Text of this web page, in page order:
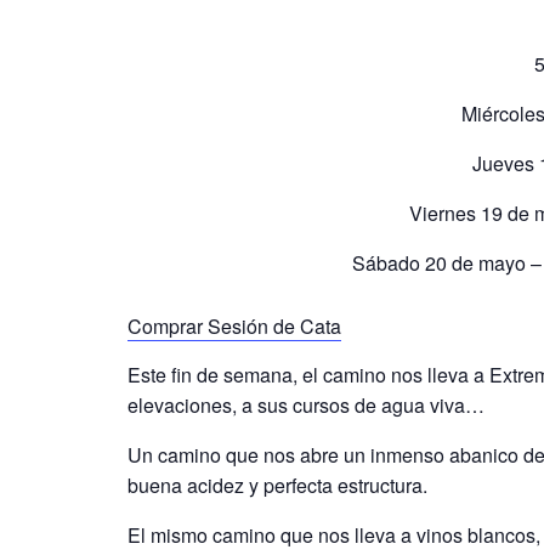
Jueves
Viernes 19 de
Sábado 20 de mayo
Comprar Sesión de Cata
Este fin de semana, el camino nos lleva a
elevaciones, a sus cursos de agua viva…
Un camino que nos abre un inmenso abanico
buena acidez y perfecta estructura.
El mismo camino que nos lleva a vinos